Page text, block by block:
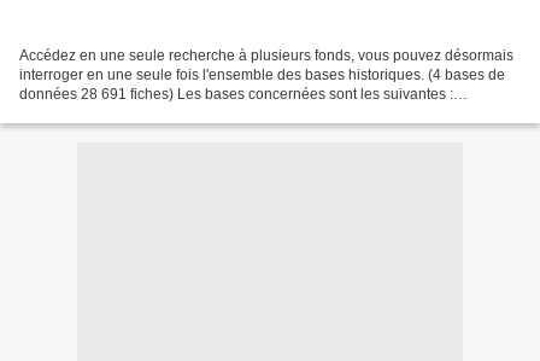
Accédez en une seule recherche à plusieurs fonds, vous pouvez désormais
interroger en une seule fois l'ensemble des bases historiques. (4 bases de
données 28 691 fiches) Les bases concernées sont les suivantes :